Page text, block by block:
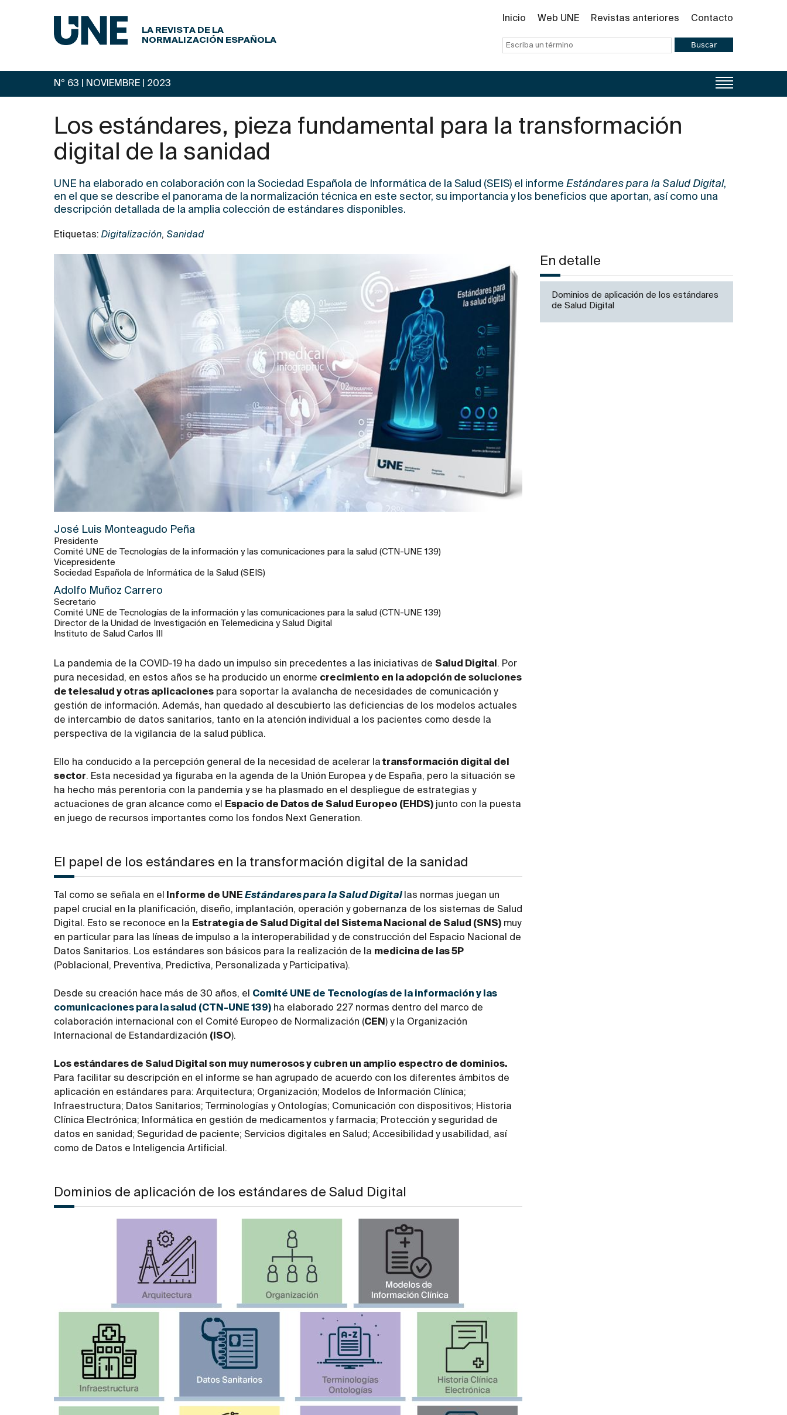
LA REVISTA DE LA
NORMALIZACIÓN ESPAÑOLA
Inicio Web UNE Revistas anteriores Contacto
Buscar
Nº 63 | NOVIEMBRE | 2023
Los estándares, pieza fundamental para la transformación
digital de la sanidad
UNE ha elaborado en colaboración con la Sociedad Española de Informática de la Salud (SEIS) el informe Estándares para la Salud Digital,
en el que se describe el panorama de la normalización técnica en este sector, su importancia y los beneficios que aportan, así como una
descripción detallada de la amplia colección de estándares disponibles.
Etiquetas: Digitalización, Sanidad
En detalle
Dominios de aplicación de los estándares
de Salud Digital
José Luis Monteagudo Peña
Presidente
Comité UNE de Tecnologías de la información y las comunicaciones para la salud (CTN-UNE 139)
Vicepresidente
Sociedad Española de Informática de la Salud (SEIS)
Adolfo Muñoz Carrero
Secretario
Comité UNE de Tecnologías de la información y las comunicaciones para la salud (CTN-UNE 139)
Director de la Unidad de Investigación en Telemedicina y Salud Digital
Instituto de Salud Carlos III
La pandemia de la COVID-19 ha dado un impulso sin precedentes a las iniciativas de Salud Digital . Por
pura necesidad, en estos años se ha producido un enorme crecimiento en la adopción de soluciones
de telesalud y otras aplicaciones para soportar la avalancha de necesidades de comunicación y
gestión de información. Además, han quedado al descubierto las deficiencias de los modelos actuales
de intercambio de datos sanitarios, tanto en la atención individual a los pacientes como desde la
perspectiva de la vigilancia de la salud pública.
Ello ha conducido a la percepción general de la necesidad de acelerar la transformación digital del
sector. Esta necesidad ya figuraba en la agenda de la Unión Europea y de España, pero la situación se
ha hecho más perentoria con la pandemia y se ha plasmado en el despliegue de estrategias y
actuaciones de gran alcance como el
Espacio de Datos de Salud Europeo (EHDS) junto con la puesta
en juego de recursos importantes como los fondos Next Generation.
El papel de los estándares en la transformación digital de la sanidad
Tal como se señala en el Informe de UNE Estándares para la Salud Digital las normas juegan un
papel crucial en la planificación, diseño, implantación, operación y gobernanza de los sistemas de Salud
Digital. Esto se reconoce en la Estrategia de Salud Digital del Sistema Nacional de Salud (SNS) muy
en particular para las líneas de impulso a la interoperabilidad y de construcción del Espacio Nacional de
Datos Sanitarios. Los estándares son básicos para la realización de la medicina de las 5P
(Poblacional, Preventiva, Predictiva, Personalizada y Participativa).
Desde su creación hace más de 30 años, el Comité UNE de Tecnologías de la información y las
comunicaciones para la salud (CTN-UNE 139) ha elaborado 227 normas dentro del marco de
colaboración internacional con el Comité Europeo de Normalización (CEN ) y la Organización
Internacional de Estandardización (ISO).
Los estándares de Salud Digital son muy numerosos y cubren un amplio espectro de dominios.
Para facilitar su descripción en el informe se han agrupado de acuerdo con los diferentes ámbitos de
aplicación en estándares para: Arquitectura; Organización; Modelos de Información Clínica;
Infraestructura; Datos Sanitarios; Terminologías y Ontologías; Comunicación con dispositivos; Historia
Clínica Electrónica; Informática en gestión de medicamentos y farmacia; Protección y seguridad de
datos en sanidad; Seguridad de paciente; Servicios digitales en Salud; Accesibilidad y usabilidad, así
como de Datos e Inteligencia Artificial.
Dominios de aplicación de los estándares de Salud Digital